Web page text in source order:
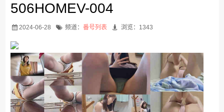
506HOMEV-004
2024-06-28 频道： 番号列表 浏览：1343